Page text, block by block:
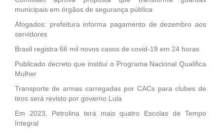
municipais em órgãos de segurança pública
Afogados: prefeitura informa pagamento de dezembro aos
servidores
Brasil registra 66 mil novos casos de covid-19 em 24 horas
Publicado decreto que institui o Programa Nacional Qualifica
Mulher
Transporte de armas carregadas por CACs para clubes de
tiros será revisto por governo Lula
Em 2023, Petrolina terá mais quatro Escolas de Tempo
Integral